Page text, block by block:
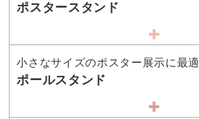
ポスタースタンド
小さなサイズのポスター展示に最適
ポールスタンド